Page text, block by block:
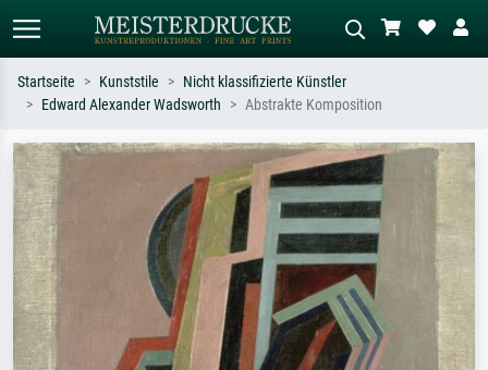
Suchen Sie nach Künstlern, Werktiteln
oder Stilen – z.B. Monet,
Sternennacht, Impressionismus, Welle
Hokusai, Akt.
Beschreiben Sie die Szene – z.B. Grüne
Wiese, Abstrakt mit viel Rot, Dunkles
Ölgemälde, Stehender Akt neben einem
Baum.
Startseite Kunststile
Nicht klassifizierte Künstler
Edward Alexander Wadsworth
Abstrakte Komposition